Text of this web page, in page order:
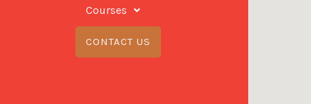
Courses
CONTACT US